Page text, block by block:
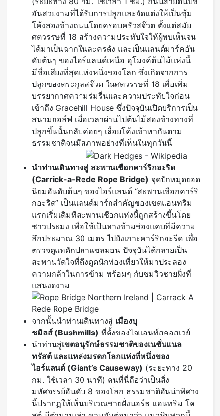
อันสวยงามที่ได้รับการปลูกและจัดแต่งให้เป็นซุ้ม
โค้งสองข้างถนนโดยครอบครัวสจ๊วต ตั้งแต่สมัย
ศตวรรษที่ 18 สร้างความประทับใจให้ผู้พบเห็นจน
ได้มาเป็นฉากในละครดัง และเป็นแลนด์มาร์คอัน
ดับต้นๆ ของไอร์แลนด์เหนือ อุโมงค์ต้นไม้แห่งนี้
มีชื่อเสียงที่สุดแห่งหนึ่งของโลก ซึ่งเกิดจากการ
ปลูกของตระกูลสจ๊วต ในศตวรรษที่ 18 เพื่อเพิ่ม
บรรยากาศความร่มรื่นและความประทับใจก่อน
เข้าถึง Gracehill House ซึ่งปัจจุบันเปิดบริการเป็น
สนามกอล์ฟ เมื่อเวลาผ่านไปต้นไม้สองข้างทางที่
ปลูกขึ้นนั้นกลับค่อยๆ เลื้อยโค้งเข้าหากันตาม
ธรรมชาติจนมีสภาพอย่างที่เห็นในทุกวันนี้
นำท่านเดินทางสู่ สะพานเชือกคาร์ริกอะริด
(Carrick-a-Rede Rope Bridge) จุดปักหมุดยอด
นิยมอันดับต้นๆ ของไอร์แลนด์ “สะพานเชือกคาร์ริ
กอะริด” เป็นแลนด์มาร์กสำคัญของเขตแอนทริม
แรกเริ่มเดิมทีสะพานเชือกแห่งนี้ถูกสร้างขึ้นโดย
ชาวประมง เพื่อใช้เป็นทางข้ามช่องแคบที่มีความ
ลึกประมาณ 30 เมตร ไปยังเกาะคาร์ริกอะรีด เพื่อ
ตรวจดูแหดักปลาแซลมอน ปัจจุบันได้กลายเป็น
สะพานวัดใจที่ดึงดูดนักท่องเที่ยวให้มาประลอง
ความกล้าในการข้าม พร้อมๆ กับชมวิวชายฝั่งที่
แสนงดงาม
จากนั้นนำท่านเดินทางสู่ เมืองบุ
ชมิลส์ (Bushmills) ที่ตั้งของไจแอนท์สคอสเวย์
นำท่านสู่เขตอนุรักษ์ธรรมชาติของเนชั่นแนล
ทรัสต์ และแหล่งมรดกโลกแห่งที่หนึ่งของ
ไอร์แลนด์ (Giant’s Causeway) (ระยะทาง 20
กม. ใช้เวลา 30 นาที) คนที่นี่ถือว่าเป็นสิ่ง
มหัศจรรย์อันดับ 8 ของโลก ธรรมชาติอันน่าพิศวง
นี้ปรากฏให้เห็นบริเวณชายฝั่งนอร์ธ แอนทริม โค